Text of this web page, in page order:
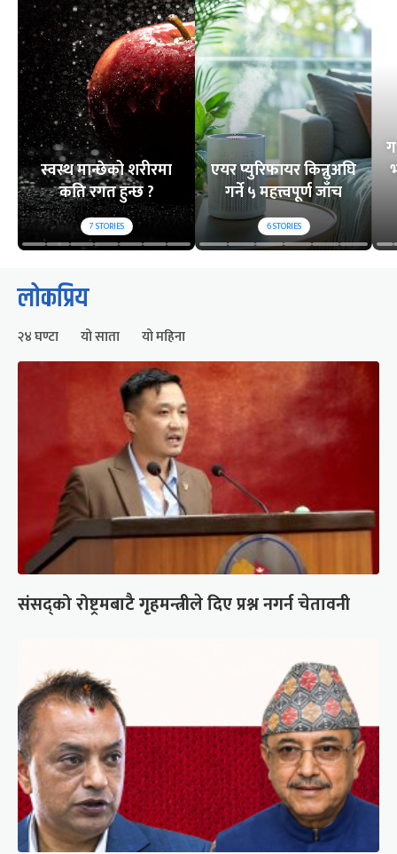
स्वस्थ मान्छेको शरीरमा
कति रगत हुन्छ ?
7STORIES
एयर प्युरिफायर किन्नुअघि
गर्ने ५ महत्त्वपूर्ण जाँच
6STORIES
लोकप्रिय
२४ घण्टा यो साता यो महिना
संसद्को रोष्ट्रमबाटै गृहमन्त्रीले दिए प्रश्न नगर्न चेतावनी